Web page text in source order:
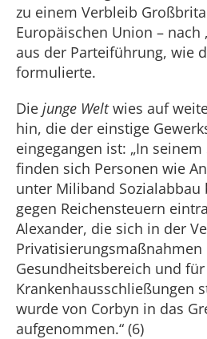
zu einem Verbleib
Europäischen Union – nach
aus der Parteiführung, wie
formulierte.
Die junge Weltwies auf
hin, die der einstige
eingegangen ist: „In
finden sich Personen wie
unter Miliband
gegen Reichensteuern
Alexander, die sich in der
Privatisierungsmaßnahmen
Gesundheitsbereich und für
Krankenhausschließungen
wurde von Corbyn in das
aufgenommen.“ (6)